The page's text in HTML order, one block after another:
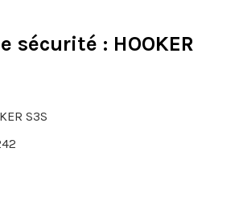
sécurité : HOOKER
S3S